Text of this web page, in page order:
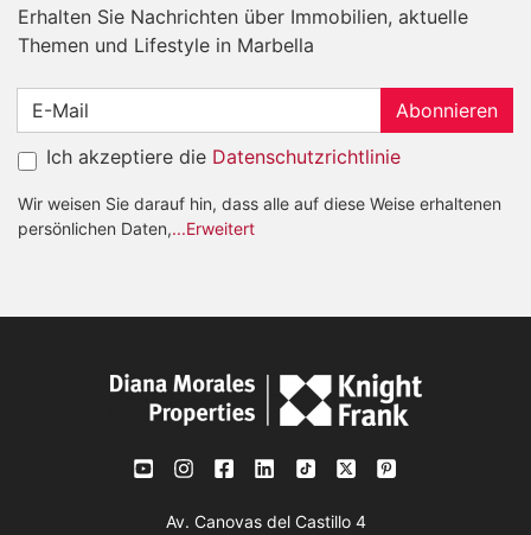
Erhalten Sie Nachrichten über Immobilien, aktuelle
Themen und Lifestyle in Marbella
Abonnieren
Ich akzeptiere die Datenschutzrichtlinie
Wir weisen Sie darauf hin, dass alle auf diese Weise erhaltenen
persönlichen Daten,...Erweitert
Av. Canovas del Castillo 4